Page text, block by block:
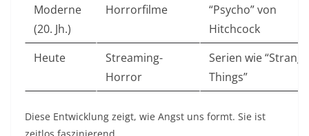
Moderne
(20. Jh.)
Horrorfilme
“Psycho” von
Hitchcock ​
Heute
Streaming-
Horror
Serien wie
Things” ​
Diese Entwicklung zeigt, wie Angst uns formt. Sie ist